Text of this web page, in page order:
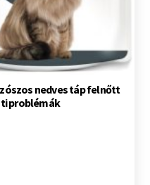
szószos nedves táp felnőtt
problémák